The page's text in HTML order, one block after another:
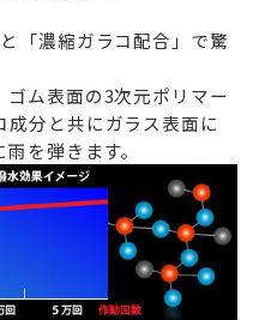
「濃縮ガラコ配合」で驚
ム表面の3次元ポリマー
分と共にガラス表面に
を弾きます。